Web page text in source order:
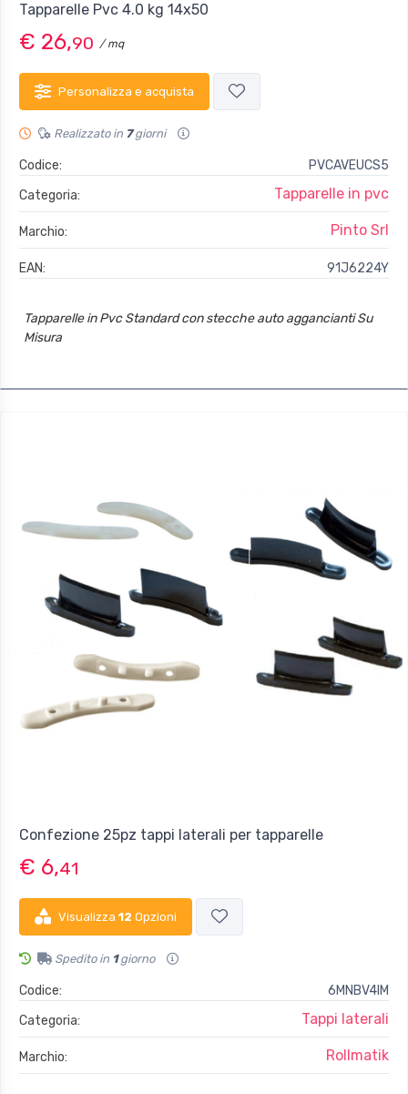
Tapparelle Pvc 4.0 kg 14x50
€ 26,90 / mq
Personalizza e acquista
Realizzato in 7giorni
Codice:
PVCAVEUCS5
Categoria:
Tapparelle in pvc
Marchio: Pinto Srl
EAN: 91J6224Y
Tapparelle in Pvc Standard con stecche auto aggancianti Su
Misura
Confezione 25pz tappi laterali per tapparelle
€ 6,41
Visualizza 12 Opzioni
Spedito in 1giorno
Codice:
6MNBV4IM
Categoria:
Tappi laterali
Marchio: Rollmatik